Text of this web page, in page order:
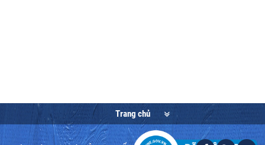
Trang chủ
Giới thiệu